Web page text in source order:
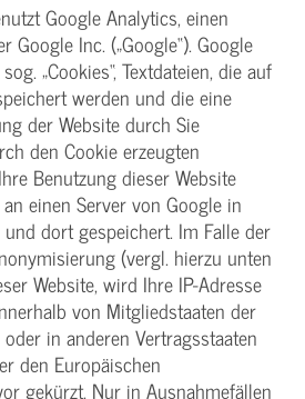
Google Analytics, einen
Google Inc. („Google“). Google
„Cookies“, Textdateien, die auf
werden und die eine
der Website durch Sie
den Cookie erzeugten
Benutzung dieser Website
einen Server von Google in
dort gespeichert. Im Falle der
(vergl. hierzu unten
Website, wird Ihre IP-Adresse
von Mitgliedstaaten der
in anderen Vertragsstaaten
den Europäischen
gekürzt. Nur in Ausnahmefällen